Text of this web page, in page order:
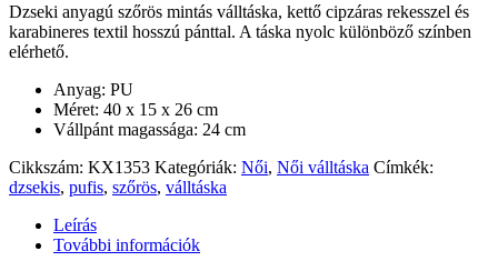
Dzseki anyagú szőrös mintás válltáska, kettő cipzáras rekesszel és
karabineres textil hosszú pánttal. A táska nyolc különböző színben
elérhető.
Anyag: PU
Méret: 40 x 15 x 26 cm
Vállpánt magassága: 24 cm
Cikkszám: KX1353 Kategóriák: Női, Női válltáska Címkék:
dzsekis, pufis, szőrös, válltáska
Leírás
További információk